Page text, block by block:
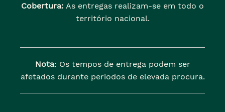
Cobertura: As entregas realizam-se em todo o
território nacional.
Nota: Os tempos de entrega podem ser
afetados durante periodos de elevada procura.